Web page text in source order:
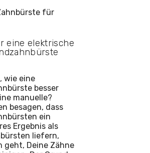
eine elektrische
wie eine
besser
manuelle?
besagen, dass
ein
Ergebnis als
liefern,
geht, Deine Zähne